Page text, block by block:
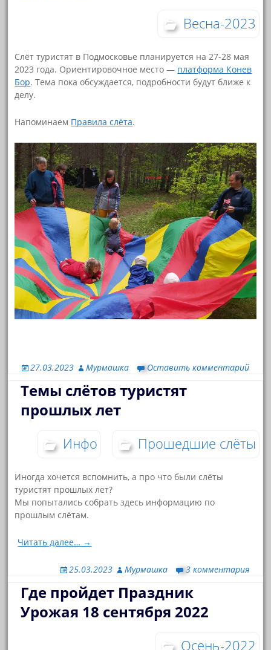
Весна-2023
Слёт туристят в Подмосковье планируется на 27-28 мая
2023 года. Ориентировочное место — платформа Конев
Бор. Тема пока обсуждается, подробности будут ближе к
делу.
Напоминаем Правила слёта.
27.03.2023 Мурмашка Оставить комментарий
Темы слётов туристят
прошлых лет
Инфо Прошедшие слёты
Иногда хочется вспомнить, а про что были слёты
туристят прошлых лет?
Мы попытались собрать здесь информацию по
прошлым слётам.
Читать далее… →
25.03.2023 Мурмашка 3 комментария
Где пройдет Праздник
Урожая 18 сентября 2022
Осень-2022